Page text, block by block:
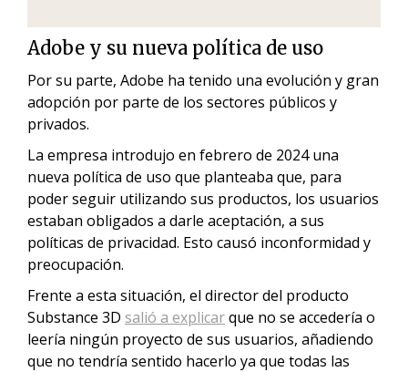
Adobe y su nueva política de uso
Por su parte, Adobe ha tenido una evolución y gran
adopción por parte de los sectores públicos y
privados.
La empresa introdujo en febrero de 2024 una
nueva política de uso que planteaba que, para
poder seguir utilizando sus productos, los usuarios
estaban obligados a darle aceptación, a sus
políticas de privacidad. Esto causó inconformidad y
preocupación.
Frente a esta situación, el director del producto
Substance 3D salió a explicarque no se accedería o
leería ningún proyecto de sus usuarios, añadiendo
que no tendría sentido hacerlo ya que todas las